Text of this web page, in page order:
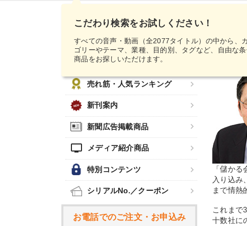
こだわり検索をお試しください！
すべての音声・動画（全2077タイトル）の中から、
ゴリーやテーマ、業種、目的別、タグなど、自由な
商品をお探しいただけます。
井上和弘・古山喜章・福岡雄吉郎の企業革新シリ
サイト総合案内
初めての方へ
売れ筋・人気ランキング
新刊案内
新聞広告掲載商品
tv メディア紹介商品
特別コンテンツ
シリアルNo.／クーポン
お電話でのご注文・お申込み
井上
「儲か
入り込み
まで情熱
これまで
十数社に